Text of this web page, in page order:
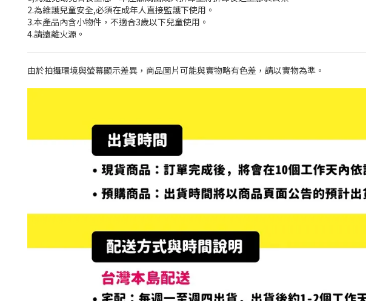
2.為維護兒童安全,必須在成年人直接監護下使用。
3.本產品內含小物件，不適合3歲以下兒童使用。
4.請遠離火源。
由於拍攝環境與螢幕顯示差異，商品圖片可能與實物略有色差，請以實物為準。